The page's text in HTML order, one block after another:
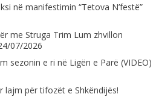
në manifestimin “Tetova N’festë”
me Struga Trim Lum zhvillon
07/2026
sezonin e ri në Ligën e Parë (VIDEO)
lajm për tifozët e Shkëndijës!